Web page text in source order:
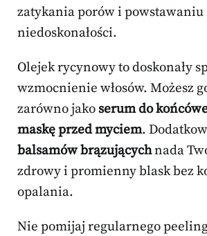
zatykania porów i powstawaniu
niedoskonałości.
Olejek rycynowy to doskonały
wzmocnienie włosów. Możesz
zarówno jako serum do
maskę przed myciem.
balsamów brązującychnada
zdrowy i promienny blask bez
opalania.
Nie pomijaj regularnego